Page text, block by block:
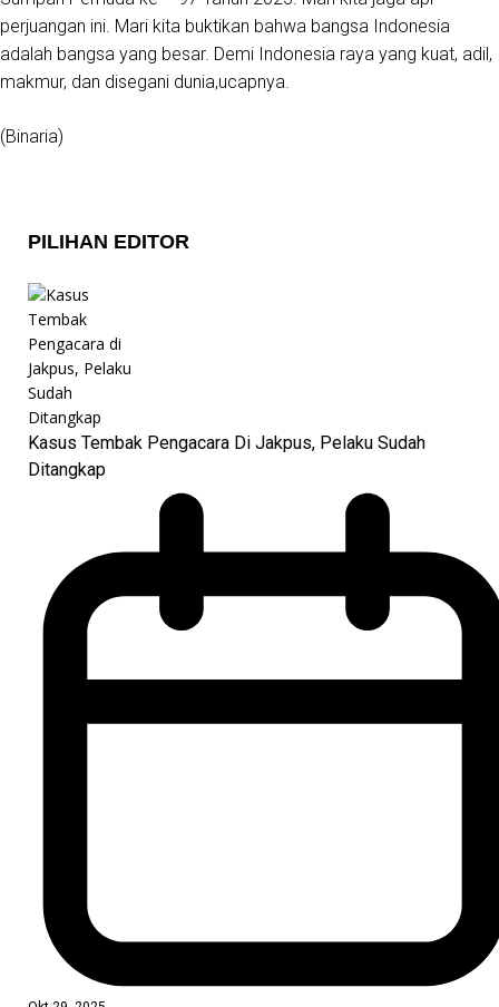
perjuangan ini. Mari kita buktikan bahwa bangsa Indonesia
adalah bangsa yang besar. Demi Indonesia raya yang kuat, adil,
makmur, dan disegani dunia,ucapnya.
(Binaria)
PILIHAN EDITOR
Kasus Tembak Pengacara Di Jakpus, Pelaku Sudah
Ditangkap